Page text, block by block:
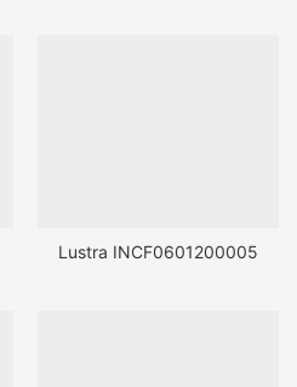
Lustra INCF0601200005